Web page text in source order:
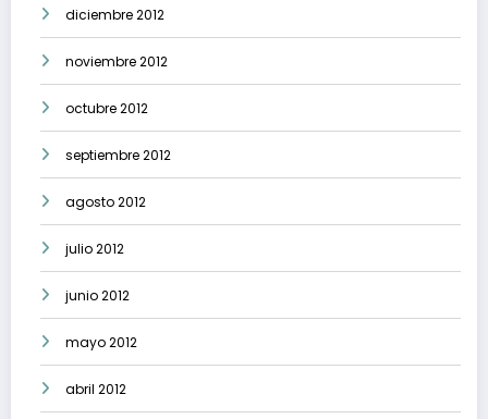
diciembre 2012
noviembre 2012
octubre 2012
septiembre 2012
agosto 2012
julio 2012
junio 2012
mayo 2012
abril 2012